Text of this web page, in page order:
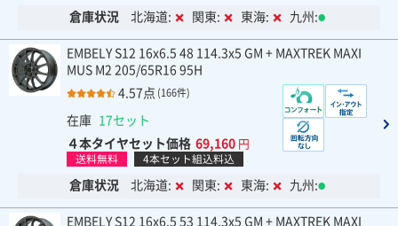
倉庫状況 北海道: 関東: 東海: 九州:
EMBELY S12 16x6.5 48 114.3x5 GM + MAXTREK MAXI
MUS M2 205/65R16 95H
4.57点 (166件)
在庫 17セット
４本タイヤセット価格 69,160 円
送料無料 4本セット組込料込
倉庫状況 北海道: 関東: 東海: 九州:
EMBELY S12 16x6.5 53 114.3x5 GM + MAXTREK MAXI